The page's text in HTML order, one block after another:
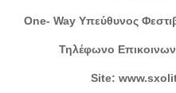
One- Way Υπεύθυνος
Τηλέφωνο
Site: